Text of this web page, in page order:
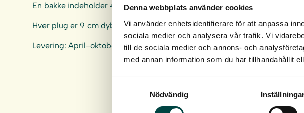
Denna webbplats använder cookies
Vi använder enhetsidentifierare för att anpassa
sociala medier och analysera vår trafik. Vi
till de sociala medier och annons- och
med annan information som du har tillhandahållit
Nödvändig
En bakke indeholder 40 urteplugplanter.
Hver plug er 9 cm dyb og 4 cm bred.
Levering: April-oktober